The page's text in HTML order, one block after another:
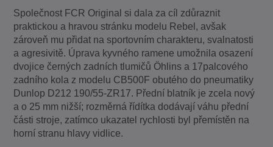
Společnost FCR Original si dala za cíl zdůraznit
praktickou a hravou stránku modelu Rebel, avšak
zároveň mu přidat na sportovním charakteru, svalnatosti
a agresivitě. Úprava kyvného ramene umožnila osazení
dvojice černých zadních tlumičů Öhlins a 17palcového
zadního kola z modelu CB500F obutého do pneumatiky
Dunlop D212 190/55-ZR17. Přední blatník je zcela nový
a o 25 mm nižší; rozměrná řídítka dodávají váhu přední
části stroje, zatímco ukazatel rychlosti byl přemístěn na
horní stranu hlavy vidlice.